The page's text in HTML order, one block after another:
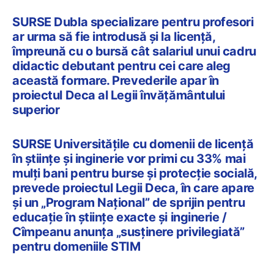
SURSE Dubla specializare pentru profesori
ar urma să fie introdusă și la licență,
împreună cu o bursă cât salariul unui cadru
didactic debutant pentru cei care aleg
această formare. Prevederile apar în
proiectul Deca al Legii învățământului
superior
SURSE Universitățile cu domenii de licență
în științe și inginerie vor primi cu 33% mai
mulți bani pentru burse și protecție socială,
prevede proiectul Legii Deca, în care apare
și un „Program Național” de sprijin pentru
educație în științe exacte și inginerie /
Cîmpeanu anunța „susținere privilegiată”
pentru domeniile STIM